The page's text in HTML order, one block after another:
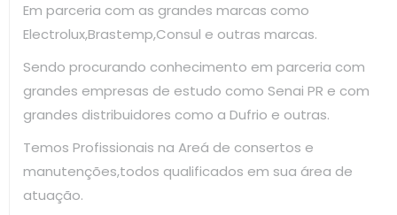
Em parceria com as grandes marcas como
Electrolux,Brastemp,Consul e outras marcas.
Sendo procurando conhecimento em parceria com
grandes empresas de estudo como Senai PR e com
grandes distribuidores como a Dufrio e outras.
Temos Profissionais na Areá de consertos e
manutenções,todos qualificados em sua área de
atuação.